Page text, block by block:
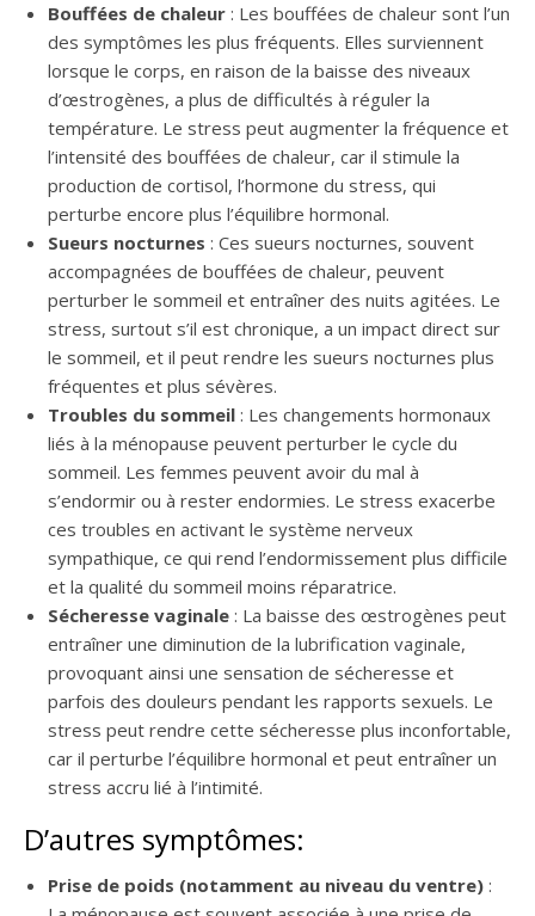
Bouffées de chaleur : Les bouffées de chaleur sont l’un
des symptômes les plus fréquents. Elles surviennent
lorsque le corps, en raison de la baisse des niveaux
d’œstrogènes, a plus de difficultés à réguler la
température. Le stress peut augmenter la fréquence et
l’intensité des bouffées de chaleur, car il stimule la
production de cortisol, l’hormone du stress, qui
perturbe encore plus l’équilibre hormonal.
Sueurs nocturnes : Ces sueurs nocturnes, souvent
accompagnées de bouffées de chaleur, peuvent
perturber le sommeil et entraîner des nuits agitées. Le
stress, surtout s’il est chronique, a un impact direct sur
le sommeil, et il peut rendre les sueurs nocturnes plus
fréquentes et plus sévères.
Troubles du sommeil : Les changements hormonaux
liés à la ménopause peuvent perturber le cycle du
sommeil. Les femmes peuvent avoir du mal à
s’endormir ou à rester endormies. Le stress exacerbe
ces troubles en activant le système nerveux
sympathique, ce qui rend l’endormissement plus difficile
et la qualité du sommeil moins réparatrice.
Sécheresse vaginale : La baisse des œstrogènes peut
entraîner une diminution de la lubrification vaginale,
provoquant ainsi une sensation de sécheresse et
parfois des douleurs pendant les rapports sexuels. Le
stress peut rendre cette sécheresse plus inconfortable,
car il perturbe l’équilibre hormonal et peut entraîner un
stress accru lié à l’intimité.
D’autres symptômes:
Prise de poids (notamment au niveau du ventre) :